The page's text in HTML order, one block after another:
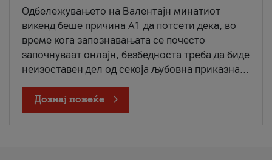
Одбележувањето на Валентајн минатиот
викенд беше причина А1 да потсети дека, во
време кога запознавањата се почесто
започнуваат онлајн, безбедноста треба да биде
неизоставен дел од секоја љубовна приказна...
Дознај повеќе